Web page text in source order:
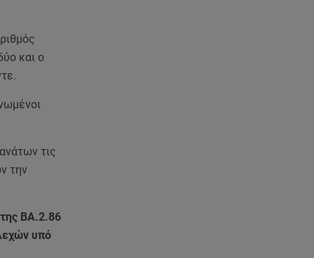
και ο
τις
την
BA.2.86
υπό